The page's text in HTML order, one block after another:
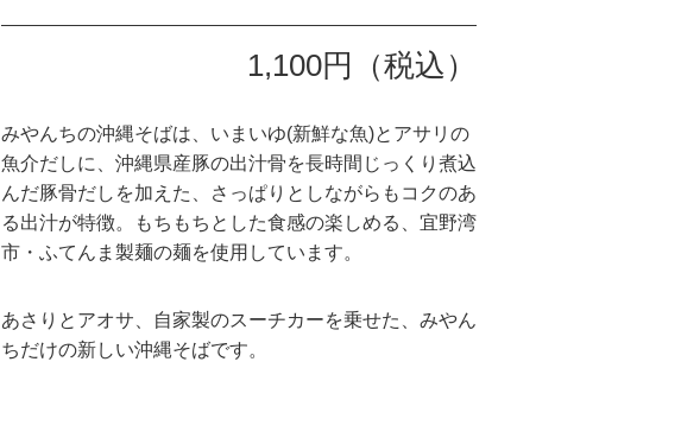
1,100円（税込）
みやんちの沖縄そばは、いまいゆ(新鮮な魚)とアサリの
魚介だしに、沖縄県産豚の出汁骨を長時間じっくり煮込
んだ豚骨だしを加えた、さっぱりとしながらもコクのあ
る出汁が特徴。もちもちとした食感の楽しめる、宜野湾
市・ふてんま製麺の麺を使用しています。
あさりとアオサ、自家製のスーチカーを乗せた、みやん
ちだけの新しい沖縄そばです。